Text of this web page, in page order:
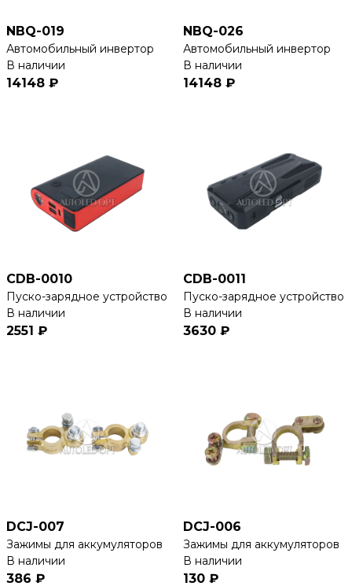
NBQ-019
Автомобильный инвертор
В наличии
14148 ₽
NBQ-026
Автомобильный инвертор
В наличии
14148 ₽
CDB-0010
Пуско-зарядное устройство
В наличии
2551 ₽
CDB-0011
Пуско-зарядное устройство
В наличии
3630 ₽
DCJ-007
Зажимы для аккумуляторов
В наличии
386 ₽
DCJ-006
Зажимы для аккумуляторов
В наличии
130 ₽